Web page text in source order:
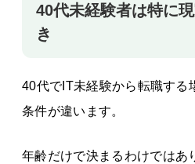
40代未経験者は特に
き
40代でIT未経験から転職する
条件が違います。
年齢だけで決まるわけではあ